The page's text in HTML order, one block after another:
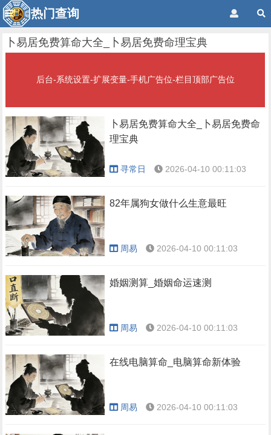
热门查询
卜易居免费算命大全_卜易居免费命理宝典
后台-系统设置-扩展变量-手机广告位-栏目顶部广告位
卜易居免费算命大全_卜易居免费命
理宝典
寻常日 2026-04-10 00:11:03
82年属狗女做什么生意最旺
周易 2026-04-10 00:11:03
婚姻测算_婚姻命运速测
周易 2026-04-10 00:11:03
在线电脑算命_电脑算命新体验
周易 2026-04-10 00:11:03